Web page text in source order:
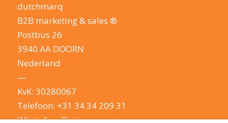
dutchmarq
B2B marketing & sales ®
Postbus 26
3940 AA DOORN
Nederland
—
KvK: 30280067
Telefoon: +31 34 34 209 31
WhatsApp Business